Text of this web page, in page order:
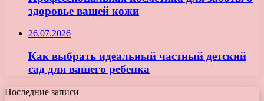
здоровье вашей кожи
26.07.2026
Как выбрать идеальный частный детский
сад для вашего ребенка
Последние записи